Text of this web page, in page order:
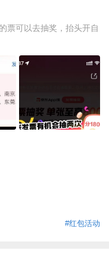
票可以去抽奖，抬头开自
#红包活动